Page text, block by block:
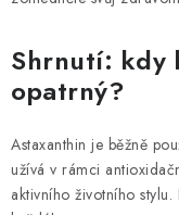
Shrnutí: kdy
opatrný?
Astaxanthin je běžně
užívá v rámci
aktivního životního